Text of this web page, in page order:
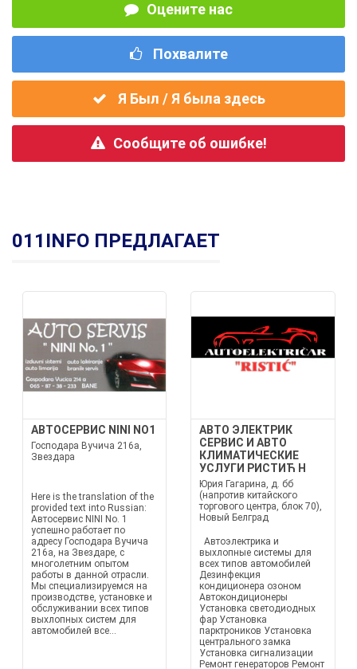
Оцените нас
Похвалите
Я Был / Я была здесь
Сообщите об ошибке!
011INFO ПРЕДЛАГАЕТ
АВТОСЕРВИС NINI NO1
Господара Вучича 216а,
Звездара
Here is the translation of the
provided text into Russian:
Автосервис NINI No. 1
успешно работает по
адресу Господара Вучича
216а, на Звездаре, с
многолетним опытом
работы в данной отрасли.
Мы специализируемся на
производстве, установке и
обслуживании всех типов
выхлопных систем для
автомобилей все...
АВТО ЭЛЕКТРИК
СЕРВИС И АВТО
КЛИМАТИЧЕСКИЕ
УСЛУГИ РИСТИЋ Н
Юрия Гагарина, д. бб
(напротив китайского
торгового центра, блок 70),
Новый Белград
Автоэлектрика и
выхлопные системы для
всех типов автомобилей
Дезинфекция
кондиционера озоном
Автокондиционеры
Установка светодиодных
фар Установка
парктроников Установка
центрального замка
Установка сигнализации
Ремонт генераторов Ремонт